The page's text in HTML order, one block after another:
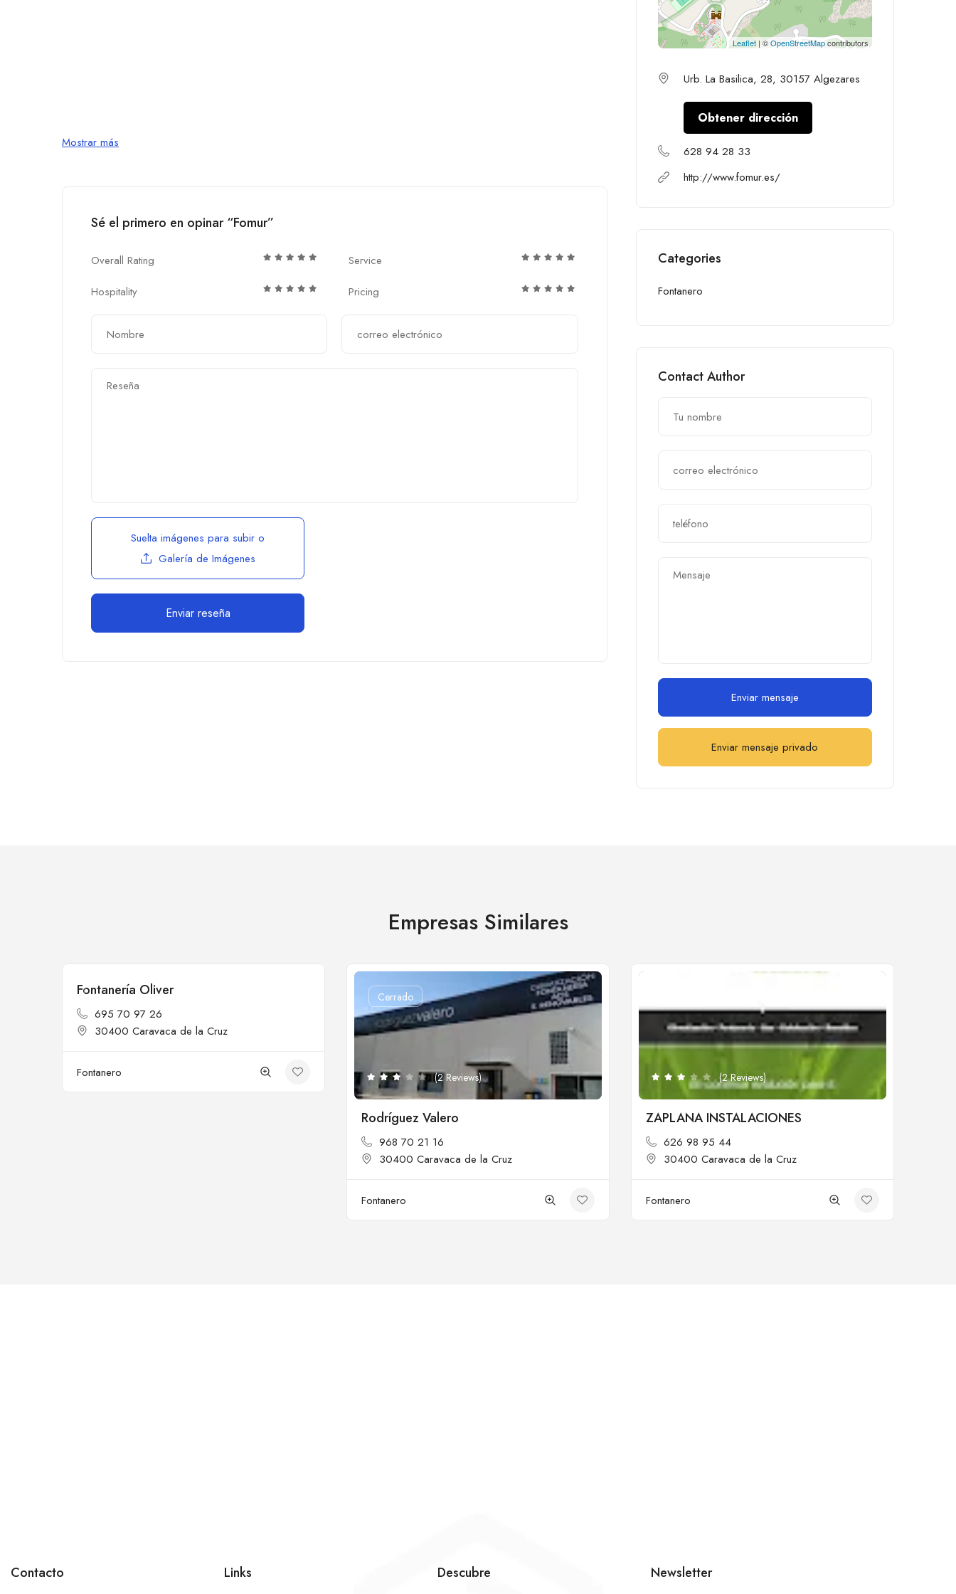
Mostrar más
Sé el primero en opinar “Fomur”
Overall Rating
Service
Hospitality
Pricing
Suelta imágenes para subir o
Galería de Imágenes
Leaflet| ©OpenStreetMapcontributors
Urb. La Basilica, 28, 30157 Algezares
Obtener dirección
628 94 28 33
http://www.fomur.es/
Categories
Fontanero
Contact Author
Enviar mensaje
Enviar mensaje privado
Empresas Similares
Cerrado
Fontanería Oliver
695 70 97 26
30400 Caravaca de la Cruz
Fontanero
Cerrado
(2 Reviews)
Rodríguez Valero
968 70 21 16
30400 Caravaca de la Cruz
Fontanero
(2 Reviews)
ZAPLANA INSTALACIONES
626 98 95 44
30400 Caravaca de la Cruz
Fontanero
Contacto Links Descubre Newsletter